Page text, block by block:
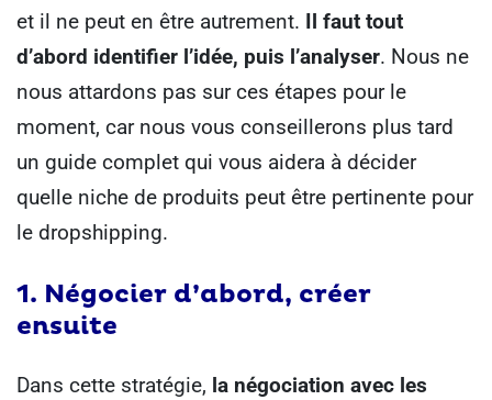
et il ne peut en être autrement. Il faut tout
d’abord identifier l’idée, puis l’analyser. Nous ne
nous attardons pas sur ces étapes pour le
moment, car nous vous conseillerons plus tard
un guide complet qui vous aidera à décider
quelle niche de produits peut être pertinente pour
le dropshipping.
1. Négocier d’abord, créer
ensuite
Dans cette stratégie, la négociation avec les